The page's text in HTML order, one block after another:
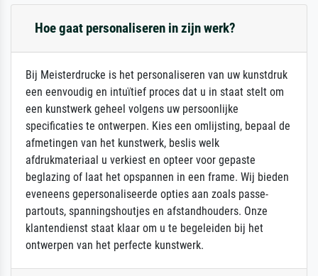
Hoe gaat personaliseren in zijn werk?
Bij Meisterdrucke is het personaliseren van uw kunstdruk
een eenvoudig en intuïtief proces dat u in staat stelt om
een kunstwerk geheel volgens uw persoonlijke
specificaties te ontwerpen. Kies een omlijsting, bepaal de
afmetingen van het kunstwerk, beslis welk
afdrukmateriaal u verkiest en opteer voor gepaste
beglazing of laat het opspannen in een frame. Wij bieden
eveneens gepersonaliseerde opties aan zoals passe-
partouts, spanningshoutjes en afstandhouders. Onze
klantendienst staat klaar om u te begeleiden bij het
ontwerpen van het perfecte kunstwerk.